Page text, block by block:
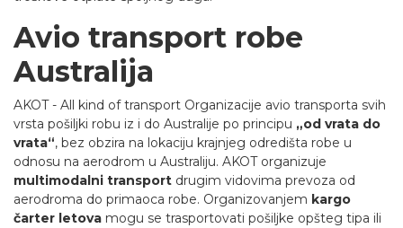
Avio transport robe
Australija
AKOT - All kind of transport Organizacije avio transporta svih
vrsta pošiljki robu iz i do Australije po principu „od vrata do
vrata“, bez obzira na lokaciju krajnjeg odredišta robe u
odnosu na aerodrom u Australiju. AKOT organizuje
multimodalni transport drugim vidovima prevoza od
aerodroma do primaoca robe. Organizovanjem kargo
čarter letova mogu se trasportovati pošiljke opšteg tipa ili